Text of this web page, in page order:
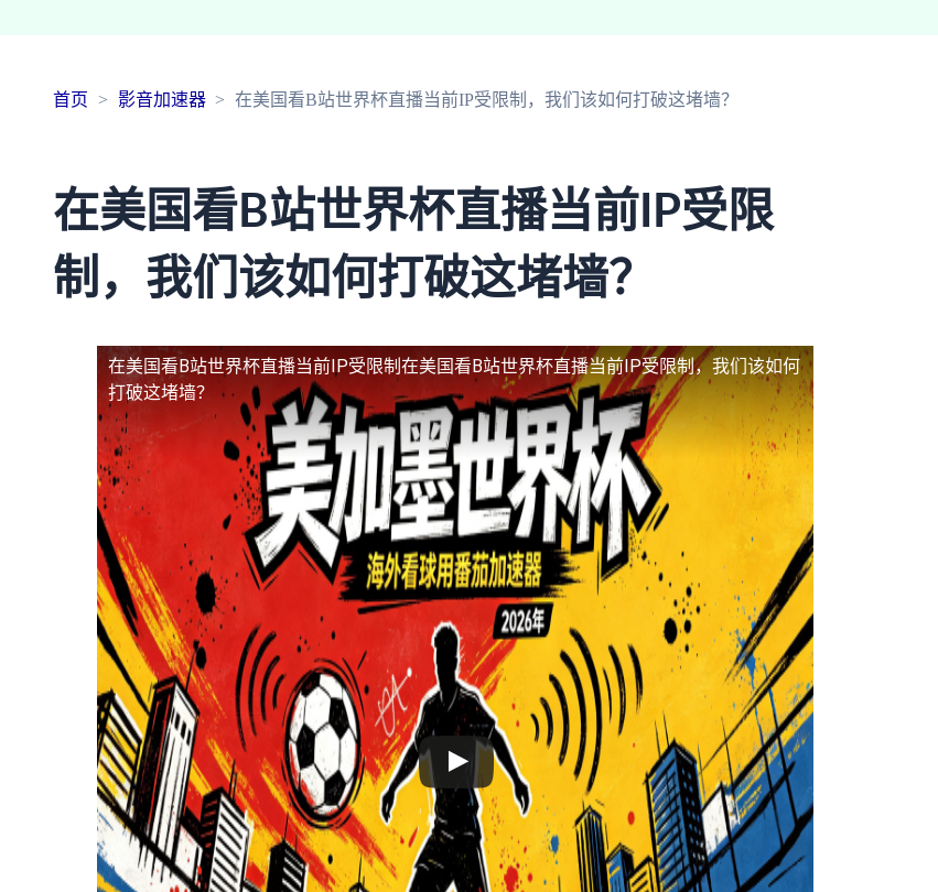
首页 影音加速器 在美国看B站世界杯直播当前IP受限制，我们该如何打破这堵墙？
在美国看B站世界杯直播当前IP受限
制，我们该如何打破这堵墙？
在美国看B站世界杯直播当前IP受限制 在美国看B站世界杯直播当前IP受限制，我们该如何
打破这堵墙？